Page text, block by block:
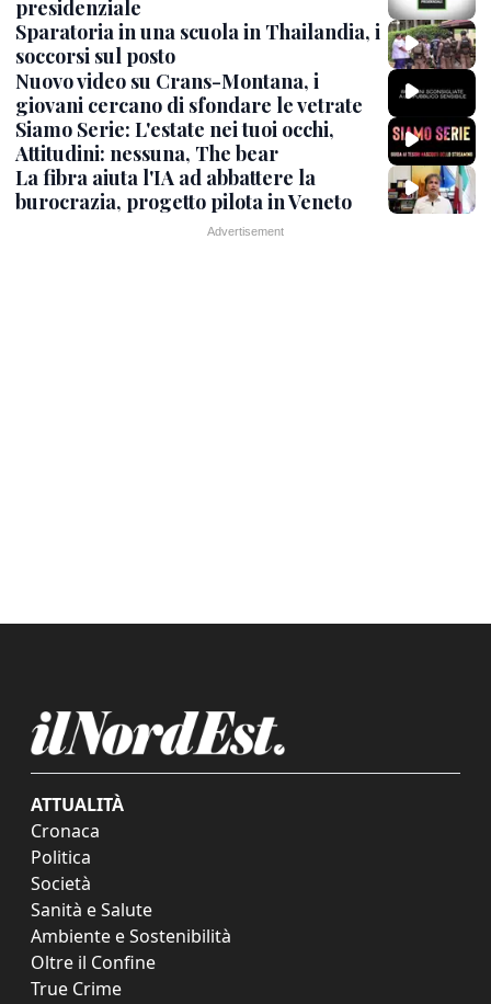
presidenziale
Sparatoria in una scuola in Thailandia, i
soccorsi sul posto
Nuovo video su Crans-Montana, i
giovani cercano di sfondare le vetrate
Siamo Serie: L'estate nei tuoi occhi,
Attitudini: nessuna, The bear
La fibra aiuta l'IA ad abbattere la
burocrazia, progetto pilota in Veneto
ATTUALITÀ
Cronaca
Politica
Società
Sanità e Salute
Ambiente e Sostenibilità
Oltre il Confine
True Crime